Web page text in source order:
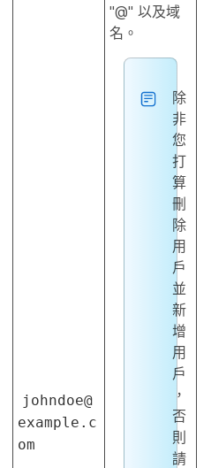
johndoe@
example.c
om
"@" 以及域
名。
除
非
您
打
算
刪
除
用
戶
並
新
增
用
戶
，
否
則
請